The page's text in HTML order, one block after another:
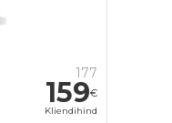
177
159€
Kliendihind